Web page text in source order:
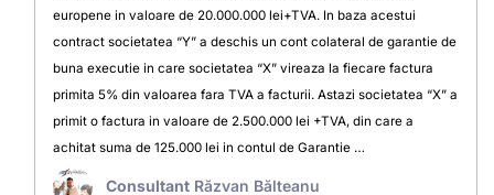
europene in valoare de 20.000.000 lei+TVA. In baza acestui
contract societatea “Y” a deschis un cont colateral de garantie de
buna executie in care societatea “X” vireaza la fiecare factura
primita 5% din valoarea fara TVA a facturii. Astazi societatea “X” a
primit o factura in valoare de 2.500.000 lei +TVA, din care a
achitat suma de 125.000 lei in contul de Garantie …
Consultant Răzvan Bălteanu